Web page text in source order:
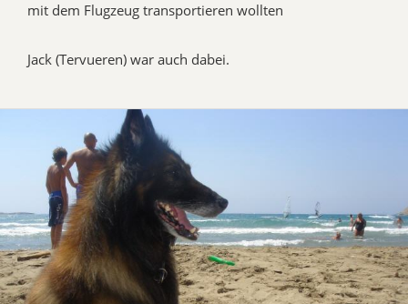
mit dem Flugzeug transportieren wollten
Jack (Tervueren) war auch dabei.